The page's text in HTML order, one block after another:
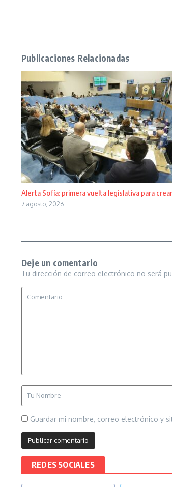
Publicaciones Relacionadas
Alerta Sofía: primera vuelta legislativa para
7 agosto, 2026
Deje un comentario
Tu dirección de correo electrónico no será
Guardar mi nombre, correo electrónico y
REDES SOCIALES